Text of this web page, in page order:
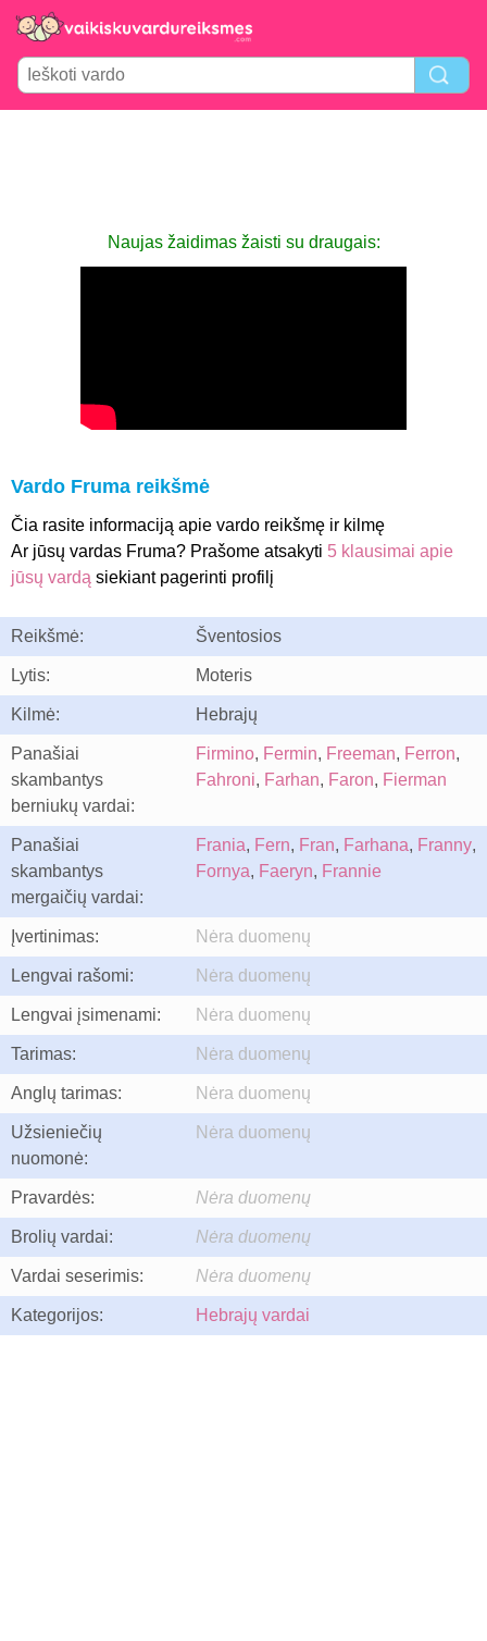
Naujas žaidimas žaisti su draugais:
Vardo Fruma reikšmė
Čia rasite informaciją apie vardo reikšmę ir kilmę
Ar jūsų vardas Fruma? Prašome atsakyti 5 klausimai apie
jūsų vardą siekiant pagerinti profilį
Reikšmė: Šventosios
Lytis: Moteris
Kilmė: Hebrajų
Panašiai
skambantys
berniukų vardai:
Firmino, Fermin, Freeman, Ferron,
Fahroni, Farhan, Faron, Fierman
Panašiai
skambantys
mergaičių vardai:
Frania, Fern, Fran, Farhana, Franny,
Fornya, Faeryn, Frannie
Įvertinimas: Nėra duomenų
Lengvai rašomi: Nėra duomenų
Lengvai įsimenami: Nėra duomenų
Tarimas: Nėra duomenų
Anglų tarimas: Nėra duomenų
Užsieniečių
nuomonė:
Nėra duomenų
Pravardės: Nėra duomenų
Brolių vardai: Nėra duomenų
Vardai seserimis: Nėra duomenų
Kategorijos: Hebrajų vardai